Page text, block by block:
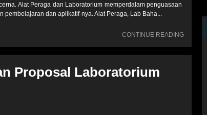
Alat Peraga dan Laboratorium memperdalam penguasaan
pembelajaran dan aplikatif-nya. Alat Peraga, Lab Baha...
CONTINUE READING
Proposal Laboratorium